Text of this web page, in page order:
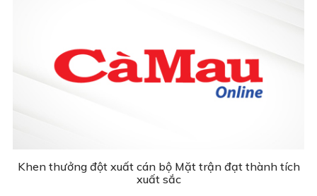
Khen thưởng đột xuất cán bộ Mặt trận đạt thành tích
xuất sắc